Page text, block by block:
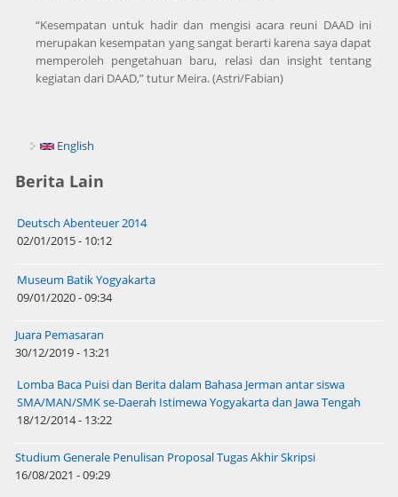
“Kesempatan untuk hadir dan mengisi acara reuni DAAD ini
merupakan kesempatan yang sangat berarti karena saya dapat
memperoleh pengetahuan baru, relasi dan insight tentang
kegiatan dari DAAD,” tutur Meira. (Astri/Fabian)
English
Berita Lain
Deutsch Abenteuer 2014
02/01/2015 - 10:12
Museum Batik Yogyakarta
09/01/2020 - 09:34
Juara Pemasaran
30/12/2019 - 13:21
Lomba Baca Puisi dan Berita dalam Bahasa Jerman antar siswa
SMA/MAN/SMK se-Daerah Istimewa Yogyakarta dan Jawa Tengah
18/12/2014 - 13:22
Studium Generale Penulisan Proposal Tugas Akhir Skripsi
16/08/2021 - 09:29